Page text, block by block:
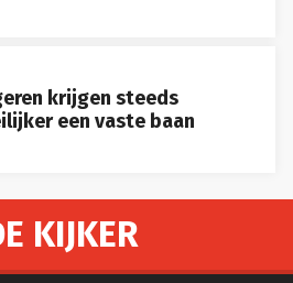
krijgen steeds
een vaste baan
KIJKER